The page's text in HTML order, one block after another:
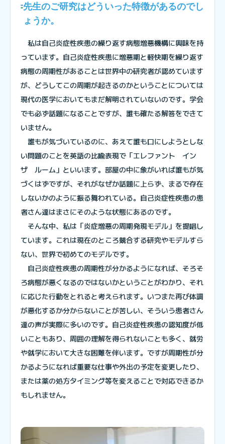
先生のご研究はどういった特徴があるのでし
ょうか。
私は自己炎症性疾患の繰り返す病態増悪機構に興味を持
っています。自己炎症性疾患に増悪期と軽快期を繰り返す
病態の周期性があることは世界中の研究者が認めています
が、どうしてこの周期が起きるのかということについては
現代の医学においてもまだ解明されていないのです。学会
でも必ず話題になることですが、誰も確たる解答をできて
いません。
誰もが気づいているのに、あえて誰も口にしようとしな
い問題のことを英語の比喩表現で「エレファント イン
ザ ルーム」といいます。部屋の中に象がいれば誰もが気
づくはずですが、それがなぜか話題に上らず、まるで存在
しないかのように振る舞われている。自己炎症性疾患の患
者さん達はまさにそのような状態にあるのです。
そんな中、私は「炎症増悪の周期発現モデル」を提唱し
ています。これは現在のところ競合する研究やモデルすら
ない、世界で初めてのモデルです。
自己炎症性疾患の周期性が分かるようになれば、そろそ
ろ病態が悪くなるのではないかということがわかり、それ
に応じた行動をとれると考えられます。いつまた再び体調
が悪化するか分からないことが苦しい、そういう患者さん
達の声が実際に多いのです。自己炎症性疾患の認知度が低
いこともあり、周囲の理解を得られないことも多く、就労
や就学において大きな困難を伴います。ですが周期性が分
かるようになれば重要な仕事や外出の予定を変更したり、
または薬の処方タイミング等を変えることで対応できるか
もしれません。